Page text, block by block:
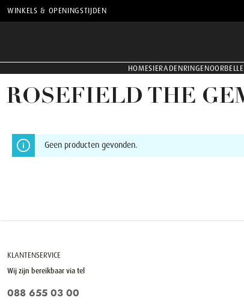
WINKELS & OPENINGSTIJDEN
HOMESIERADENRINGEN
ROSEFIELD THE
Geen producten gevonden.
KLANTENSERVICE
Wij zijn bereikbaar via tel
088 655 03 00